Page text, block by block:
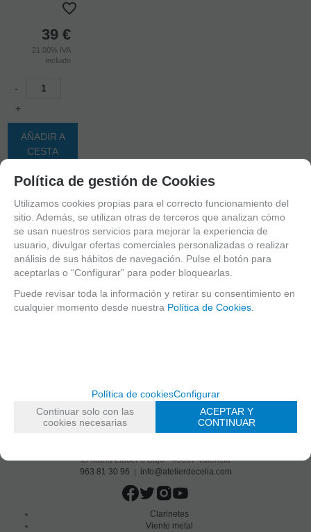
39 €
21.00% IVA
incluido
-
+
AÑADIR A
CESTA
Suscríbete y disfruta de ventajas y
exclusivas
Sé el primero en recibir las novedades y disfruta de descuentos y promociones
exclusivas
C/ Maria Llacer 8 Bajo - 46007 Valencia
963 81 30 96
info@atelierdecelia.com
Clarinetes
Viento metal
Política de gestión de Cookies
Utilizamos cookies propias para el correcto funcionamiento del
sitio. Además, se utilizan otras de terceros que analizan cómo
se usan nuestros servicios para mejorar la experiencia de
usuario, divulgar ofertas comerciales personalizadas o realizar
análisis de sus hábitos de navegación. Pulse el botón para
aceptarlas o “Configurar” para poder bloquearlas.
Puede revisar toda la información y retirar su consentimiento en
cualquier momento desde nuestra Política de Cookies.
Política de cookiesConfigurar
Continuar solo con las
cookies necesarias
ACEPTAR Y
CONTINUAR